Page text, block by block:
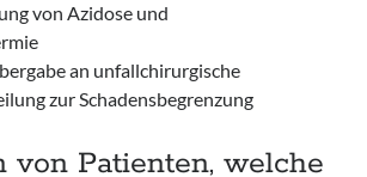
von Azidose und
an unfallchirurgische
zur Schadensbegrenzung
von Patienten, welche